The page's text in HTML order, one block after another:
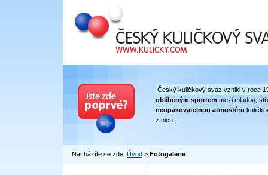
Český kuličkový svaz
Český kuličkový svaz vznikl v roce
oblíbeným sportem mezi mladou,
neopakovatelnou atmosféru
z nich.
Nacházíte se zde: Úvod > Fotogalerie